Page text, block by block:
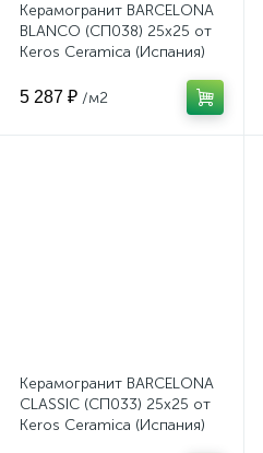
Керамогранит BARCELONA
BLANCO (СП038) 25x25 от
Keros Ceramica (Испания)
5 287 ₽ /м2
Керамогранит BARCELONA
CLASSIC (СП033) 25x25 от
Keros Ceramica (Испания)